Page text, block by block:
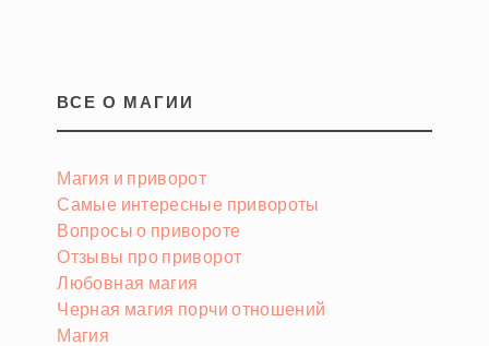
ВСЕ О МАГИИ
Магия и приворот
Самые интересные привороты
Вопросы о привороте
Отзывы про приворот
Любовная магия
Черная магия порчи отношений
Магия